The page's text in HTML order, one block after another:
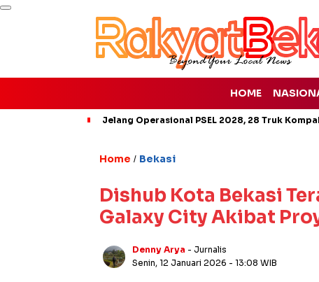
HOME
Jelang Operasional PSEL 2028, 28 Truk
Home / Bekasi
Dishub Kota Bekasi
Galaxy City Akibat
Denny Arya - Jurnalis
Senin, 12 Januari 2026 - 13:08 WIB